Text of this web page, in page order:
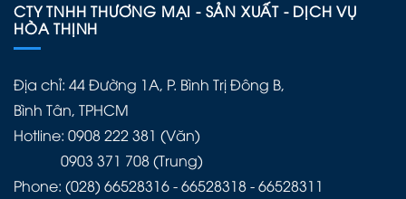
CTY TNHH THƯƠNG MẠI - SẢN XUẤT - DỊCH VỤ
HÒA THỊNH
Địa chỉ: 44 Đường 1A, P. Bình Trị Đông B,
Bình Tân, TPHCM
Hotline: 0908 222 381 (Văn)
0903 371 708 (Trung)
Phone: (028) 66528316 - 66528318 - 66528311